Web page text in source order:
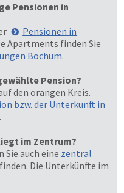
Pensionen in
Pensionen in
Apartments finden Sie
Bochum.
Pension?
den orangen Kreis.
bzw. der Unterkunft in
im Zentrum?
auch eine zentral
finden. Die Unterkünfte im